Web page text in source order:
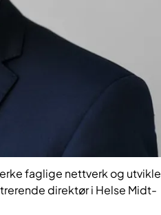
faglige nettverk og utvikle
direktør i Helse Midt-